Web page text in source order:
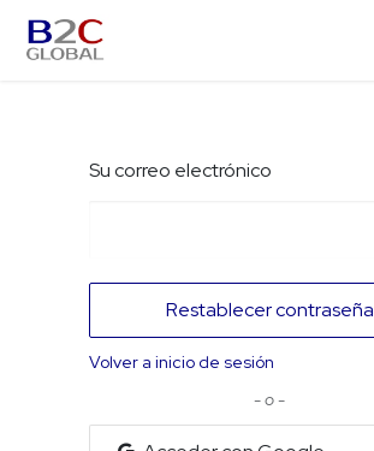
Su correo electrónico
Restablecer contraseña
Volver a inicio de sesión
- o -